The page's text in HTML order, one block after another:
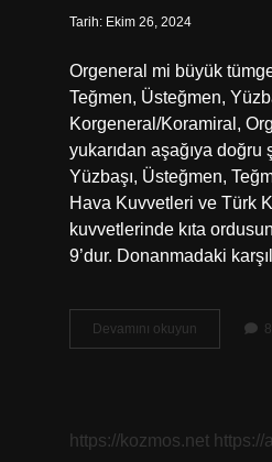
Tarih: Ekim 26, 2024
Orgeneral mi büyük
Teğmen, Üsteğmen,
Korgeneral/Koramiral,
yukarıdan aşağıya
Yüzbaşı, Üsteğmen,
Hava Kuvvetleri ve Türk
kuvvetlerinde kıta
9’dur. Donanmadaki
Devamını okuyun Orgeneral
Mi
https://kozmos.net